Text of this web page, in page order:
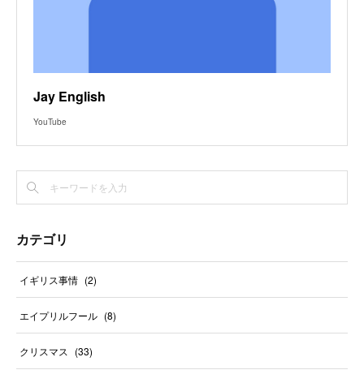
Jay English
YouTube
カテゴリ
イギリス事情 (2)
エイプリルフール (8)
クリスマス (33)